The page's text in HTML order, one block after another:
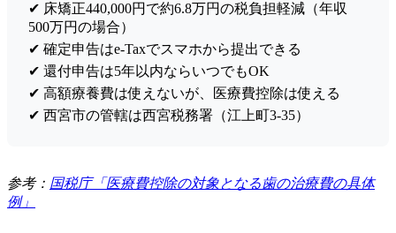
✔ 床矯正440,000円で約6.8万円の税負担軽減（年収
500万円の場合）
✔ 確定申告はe-Taxでスマホから提出できる
✔ 還付申告は5年以内ならいつでもOK
✔ 高額療養費は使えないが、医療費控除は使える
✔ 西宮市の管轄は西宮税務署（江上町3-35）
参考： 国税庁「医療費控除の対象となる歯の治療費の具体
例」